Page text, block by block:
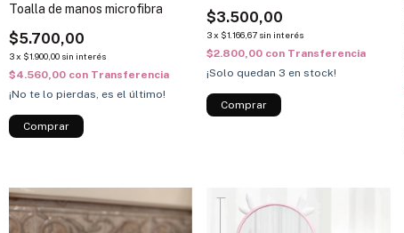
Toalla de manos microfibra
$5.700,00
3x $1.900,00 sin interés
$4.560,00 con Transferencia
¡No te lo pierdas, es el último!
Comprar
$3.500,00
3x $1.166,67 sin interés
$2.800,00 con Transferencia
¡Solo quedan 3 en stock!